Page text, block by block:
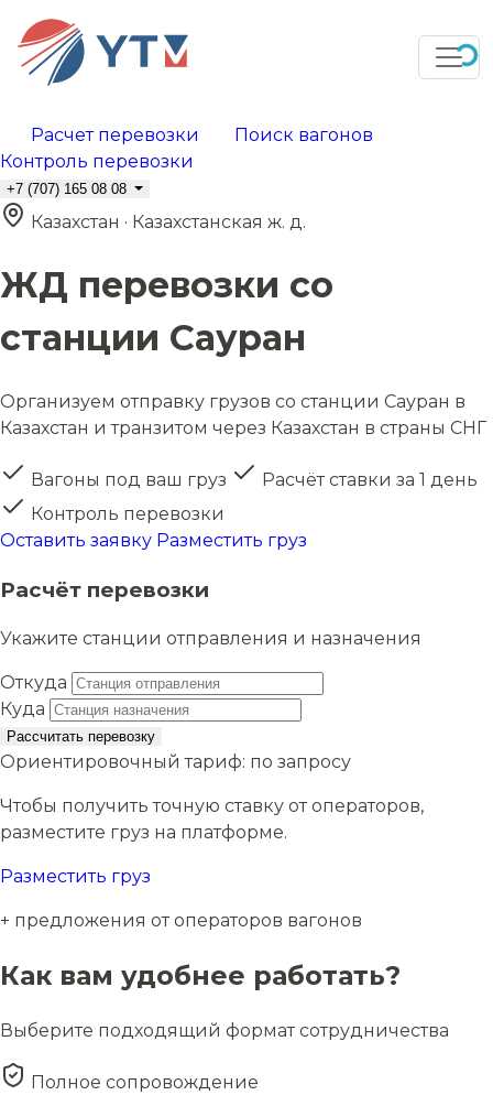
Расчет перевозки
Поиск вагонов
Контроль перевозки
+7 (707) 165 08 08
Казахстан · Казахстанская ж. д.
ЖД перевозки со
станции Сауран
Организуем отправку грузов со станции Сауран в
Казахстан и транзитом через Казахстан в страны СНГ
Вагоны под ваш груз
Расчёт ставки за 1 день
Контроль перевозки
Оставить заявку Разместить груз
Расчёт перевозки
Укажите станции отправления и назначения
Откуда
Куда
Рассчитать перевозку
Ориентировочный тариф: по запросу
Чтобы получить точную ставку от операторов,
разместите груз на платформе.
Разместить груз
+ предложения от операторов вагонов
Как вам удобнее работать?
Выберите подходящий формат сотрудничества
Полное сопровождение